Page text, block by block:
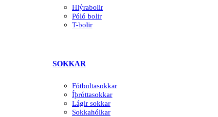
Hlýrabolir
Póló bolir
T-bolir
SOKKAR
Fótboltasokkar
Íþróttasokkar
Lágir sokkar
Sokkahólkar